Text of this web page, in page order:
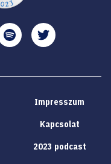
Impresszum
Kapcsolat
2023 podcast